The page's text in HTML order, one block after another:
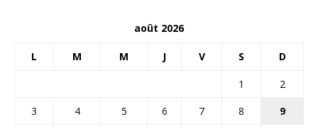
août 2026
L M M J V S D
1
2
3
4 5 6 7 8
9